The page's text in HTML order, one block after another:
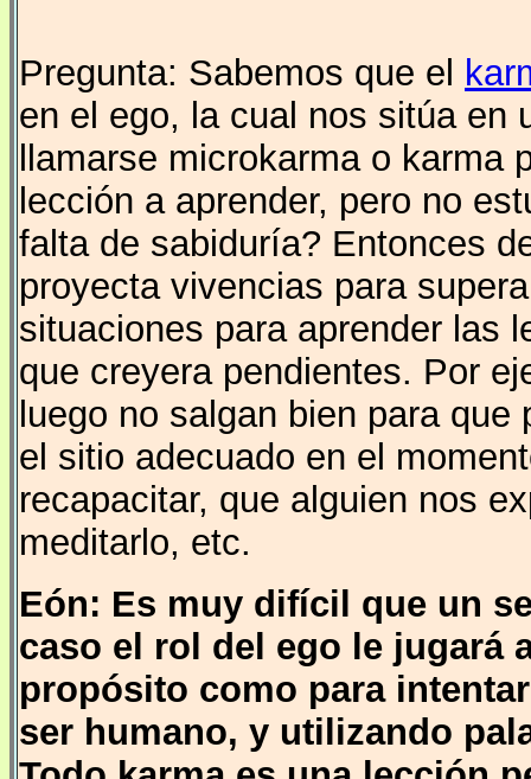
Pregunta: Sabemos que el
en el ego, la cual nos sitúa en
llamarse microkarma o
lección a aprender, pero no
falta de sabiduría? Entonces
proyecta vivencias para
situaciones para aprender las
que creyera pendientes. Por
luego no salgan bien para
el sitio adecuado en el
recapacitar, que alguien nos
meditarlo, etc.
Eón: Es muy difícil que un
caso el rol del ego le jugará
propósito como para
ser humano, y utilizando